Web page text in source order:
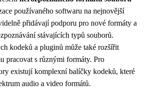
používaného softwaru na nejnovější
přidávají podporu pro nové formáty a
stávajících typů souborů.
kodeků a pluginů může také rozšířit
pracovat s různými formáty. Pro
existují komplexní balíčky kodeků, které
audio a video formátů.